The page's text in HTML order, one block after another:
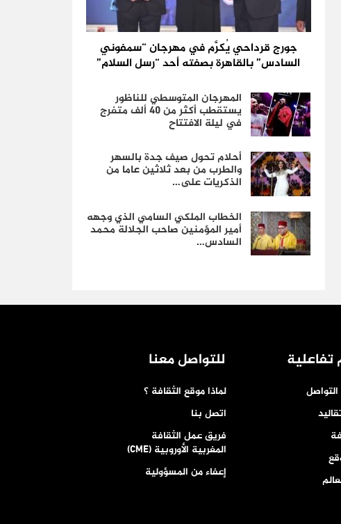
جورج قرداحي يُكرَّم في مهرجان “سمفوني
السادس” بالقاهرة بصفته أحد “رسل السلام”
المهرجان المتوسطي للناظور
يستقطب أكثر من 40 ألف متفرج
في ليلة الافتتاح
أحلام تحول صيف جدة بالسهر
والطرب من بعد ثلاثين عاما من
الذكريات على…
الخطاب الملكي السامي الذي وجهه
أمير المؤمنين صاحب الجلالة محمد
السادس…
تفاعلية
التواصل
للتواصل معنا
لماذا موقع الثقافة ؟
اتصل بنا
فريق عمل الثقافة
المغربية الأوروبية (CME)
إعفاء من المسؤولية